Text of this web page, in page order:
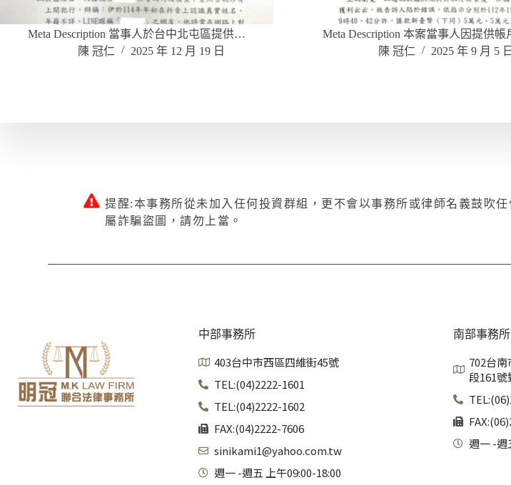
Meta Description 當事人於台中北屯區提供…
陳 冠仁
2025 年 12 月 19 日
Meta Description 本案當事人因提供
陳 冠仁
2025 年 9 月 5 日
提醒:本事務所從未加入任何投資群組，更不會以事務所或律師名義鼓吹
屬詐騙盜圖，請勿上當。
中部事務所
403台中市西區四維街45號
TEL:(04)2222-1601
TEL:(04)2222-1602
FAX:(04)2222-7606
sinikami1@yahoo.com.tw
週一 -週五 上午09:00-18:00
南部事務所
702台
段161號
週一 -週